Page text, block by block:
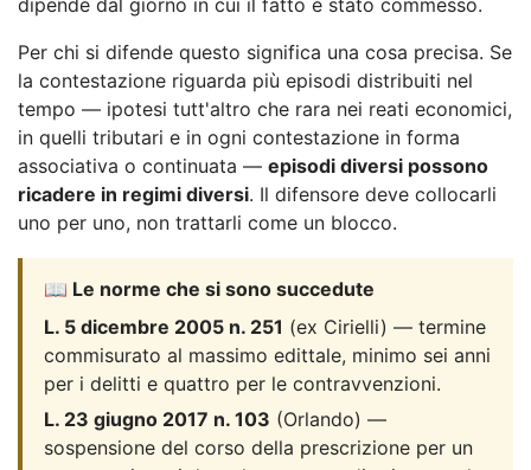
Per chi si difende questo significa una cosa precisa. Se
la contestazione riguarda più episodi distribuiti nel
tempo — ipotesi tutt'altro che rara nei reati economici,
in quelli tributari e in ogni contestazione in forma
associativa o continuata — episodi diversi possono
ricadere in regimi diversi. Il difensore deve collocarli
uno per uno, non trattarli come un blocco.
📖 Le norme che si sono succedute
L. 5 dicembre 2005 n. 251 (ex Cirielli) — termine
commisurato al massimo edittale, minimo sei anni
per i delitti e quattro per le contravvenzioni.
L. 23 giugno 2017 n. 103 (Orlando) —
sospensione del corso della prescrizione per un